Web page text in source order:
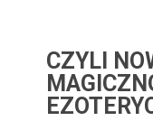
CZYLI